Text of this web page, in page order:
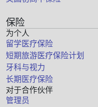
保险
为个人
留学医疗保险
短期旅游医疗保险计划
牙科与视力
长期医疗保险
对于合作伙伴
管理员